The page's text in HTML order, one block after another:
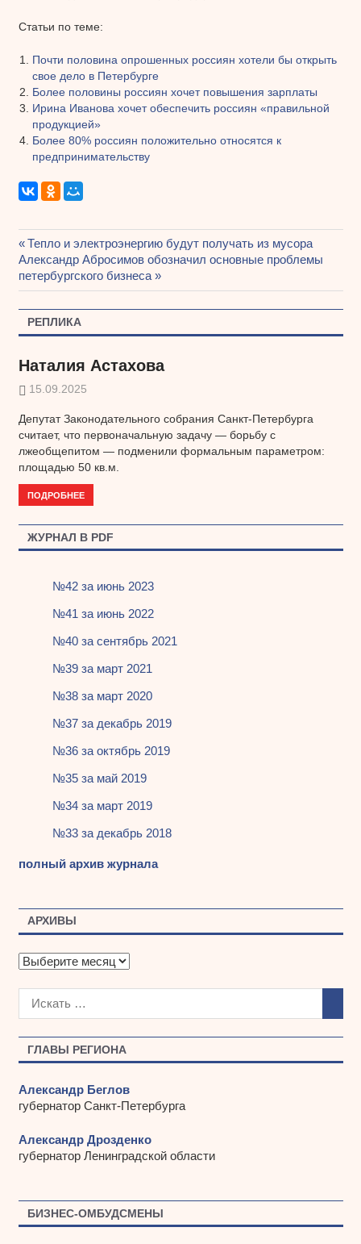
Статьи по теме:
Почти половина опрошенных россиян хотели бы открыть
свое дело в Петербурге
Более половины россиян хочет повышения зарплаты
Ирина Иванова хочет обеспечить россиян «правильной
продукцией»
Более 80% россиян положительно относятся к
предпринимательству
Навигация
по
записям
Предыдущая
запись:
Тепло и электроэнергию будут получать из мусора
Следующая
запись:
Александр Абросимов обозначил основные проблемы
петербургского бизнеса
ГЛАВЫ РЕГИОНА
Александр Беглов
губернатор Санкт-Петербурга
Александр Дрозденко
губернатор Ленинградской области
БИЗНЕС-ОМБУДСМЕНЫ
РЕПЛИКА
Наталия Астахова
15.09.2025
Депутат Законодательного собрания Санкт-Петербурга
считает, что первоначальную задачу — борьбу с
лжеобщепитом — подменили формальным параметром:
площадью 50 кв.м.
ПОДРОБНЕЕ
ЖУРНАЛ В PDF
№42 за июнь 2023
№41 за июнь 2022
№40 за сентябрь 2021
№39 за март 2021
№38 за март 2020
№37 за декабрь 2019
№36 за октябрь 2019
№35 за май 2019
№34 за март 2019
№33 за декабрь 2018
полный архив журнала
АРХИВЫ
А
х
ы